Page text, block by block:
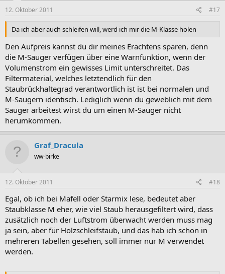
12. Oktober 2011 #17
Da ich aber auch schleifen will, werd ich mir die M-Klasse holen
Den Aufpreis kannst du dir meines Erachtens sparen, denn
die M-Sauger verfügen über eine Warnfunktion, wenn der
Volumenstrom ein gewisses Limit unterschreitet. Das
Filtermaterial, welches letztendlich für den
Staubrückhaltegrad verantwortlich ist ist bei normalen und
M-Saugern identisch. Lediglich wenn du geweblich mit dem
Sauger arbeitest wirst du um einen M-Sauger nicht
herumkommen.
Graf_Dracula
ww-birke
12. Oktober 2011 #18
Egal, ob ich bei Mafell oder Starmix lese, bedeutet aber
Staubklasse M eher, wie viel Staub herausgefiltert wird, dass
zusätzlich noch der Luftstrom überwacht werden muss mag
ja sein, aber für Holzschleifstaub, und das hab ich schon in
mehreren Tabellen gesehen, soll immer nur M verwendet
werden.